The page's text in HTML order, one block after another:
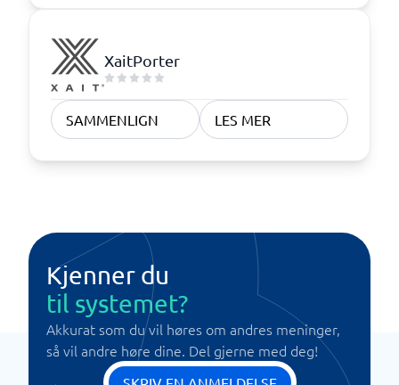
XaitPorter
SAMMENLIGN LES MER
Kjenner du
til systemet?
Akkurat som du vil høres om andres meninger,
så vil andre høre dine. Del gjerne med deg!